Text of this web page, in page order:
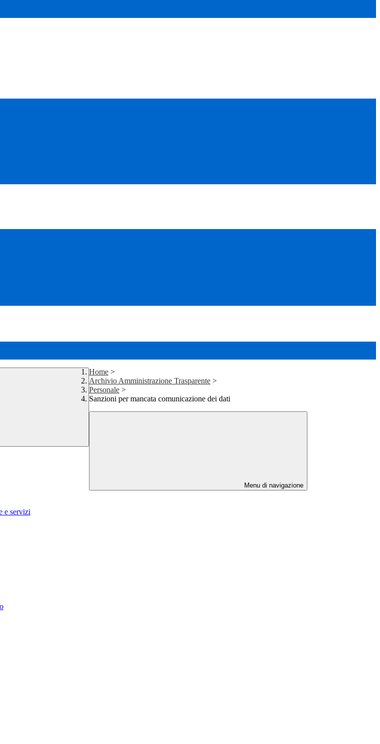
Home >
Archivio Amministrazione Trasparente >
Personale >
Sanzioni per mancata comunicazione dei dati
Menu di navigazione
e servizi